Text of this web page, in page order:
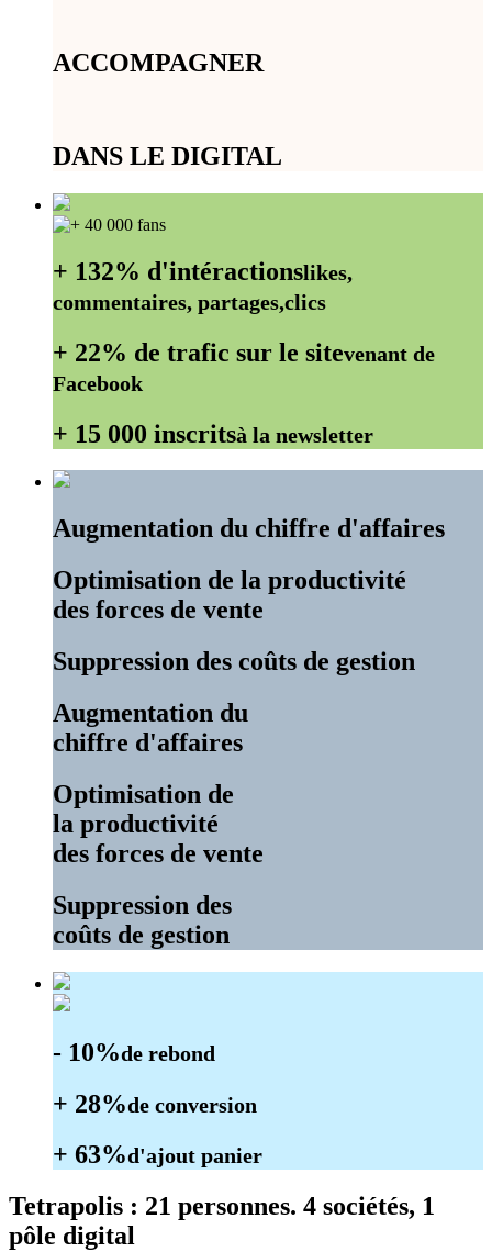
ACCOMPAGNER
DANS LE DIGITAL
+ 132% d'intéractionslikes,
commentaires, partages,clics
+ 22% de trafic sur le sitevenant de
Facebook
+ 15 000 inscritsà la newsletter
Augmentation du chiffre d'affaires
Optimisation de la productivité
des forces de vente
Suppression des coûts de gestion
Augmentation du
chiffre d'affaires
Optimisation de
la productivité
des forces de vente
Suppression des
coûts de gestion
- 10%de rebond
+ 28%de conversion
+ 63%d'ajout panier
Tetrapolis : 21 personnes. 4 sociétés, 1
pôle digital